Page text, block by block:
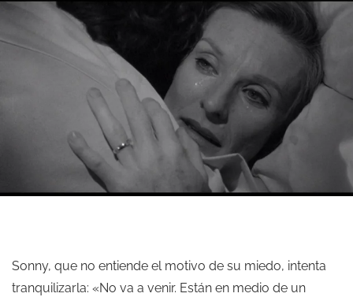
Sonny, que no entiende el motivo de su miedo, intenta
tranquilizarla: «No va a venir. Están en medio de un